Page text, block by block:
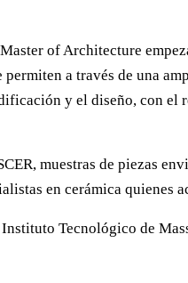
of Architecture
a través de una
y el diseño, con
muestras de piezas
en cerámica
Tecnológico de